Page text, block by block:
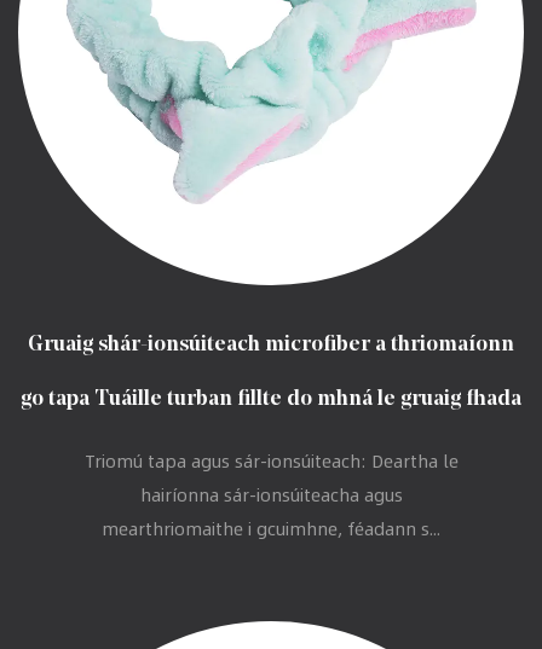
Gruaig shár-ionsúiteach microfiber a thriomaíonn
go tapa Tuáille turban fillte do mhná le gruaig fhada
Triomú tapa agus sár-ionsúiteach: Deartha le
hairíonna sár-ionsúiteacha agus
mearthriomaithe i gcuimhne, féadann s...